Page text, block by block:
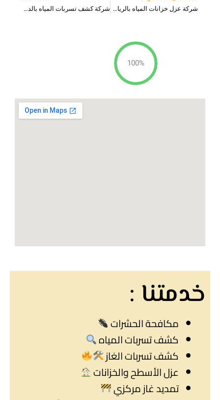
شركة عزل خزانات المياه بالرياض شركة كشف تسربات المياه بالدوادمي
100%
خدمتنا :
مكافحة الحشرات
كشف تسربات المياه
كشف تسربات الغاز
عزل الأسطح والخزانات
تمديد غاز مركزي